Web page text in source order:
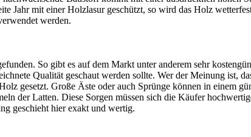
Jahr mit einer Holzlasur geschützt, so wird das Holz
werden.
So gibt es auf dem Markt unter anderem sehr
Qualität geschaut werden sollte. Wer der Meinung ist,
gesetzt. Große Äste oder auch Sprünge können in einem
der Latten. Diese Sorgen müssen sich die Käufer
geschieht hier exakt und wertig.